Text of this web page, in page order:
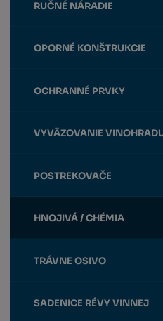
RUČNÉ NÁRADIE
OPORNÉ KONŠTRUKCIE
OCHRANNÉ PRVKY
VYVÄZOVANIE
POSTREKOVAČE
HNOJIVÁ / CHÉMIA
TRÁVNE OSIVO
SADENICE RÉVY VINNEJ